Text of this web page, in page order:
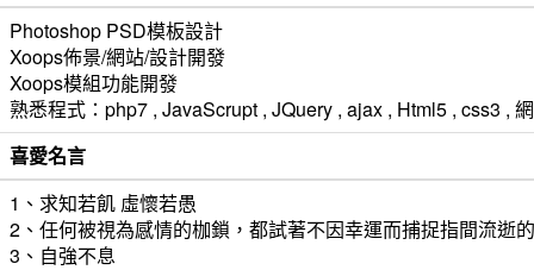
Photoshop PSD模板設計
Xoops佈景/網站/設計開發
Xoops模組功能開發
熟悉程式：php7 , JavaScrupt , JQuery , ajax , Html5 , css3 ,
喜愛名言
1、求知若飢 虛懷若愚
2、任何被視為感情的枷鎖，都試著不因幸運而捕捉指間流逝
3、自強不息